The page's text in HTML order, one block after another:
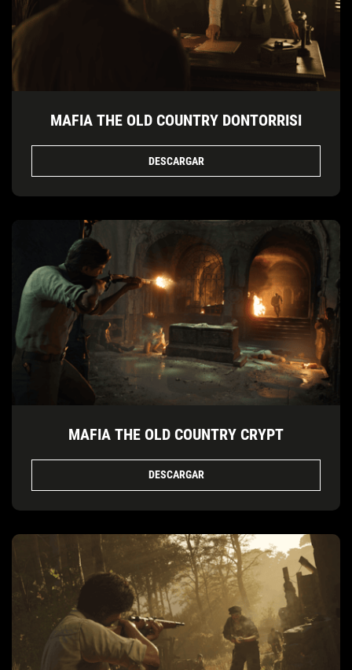
MAFIA THE OLD COUNTRY DONTORRISI
DESCARGAR
MAFIA THE OLD COUNTRY CRYPT
DESCARGAR